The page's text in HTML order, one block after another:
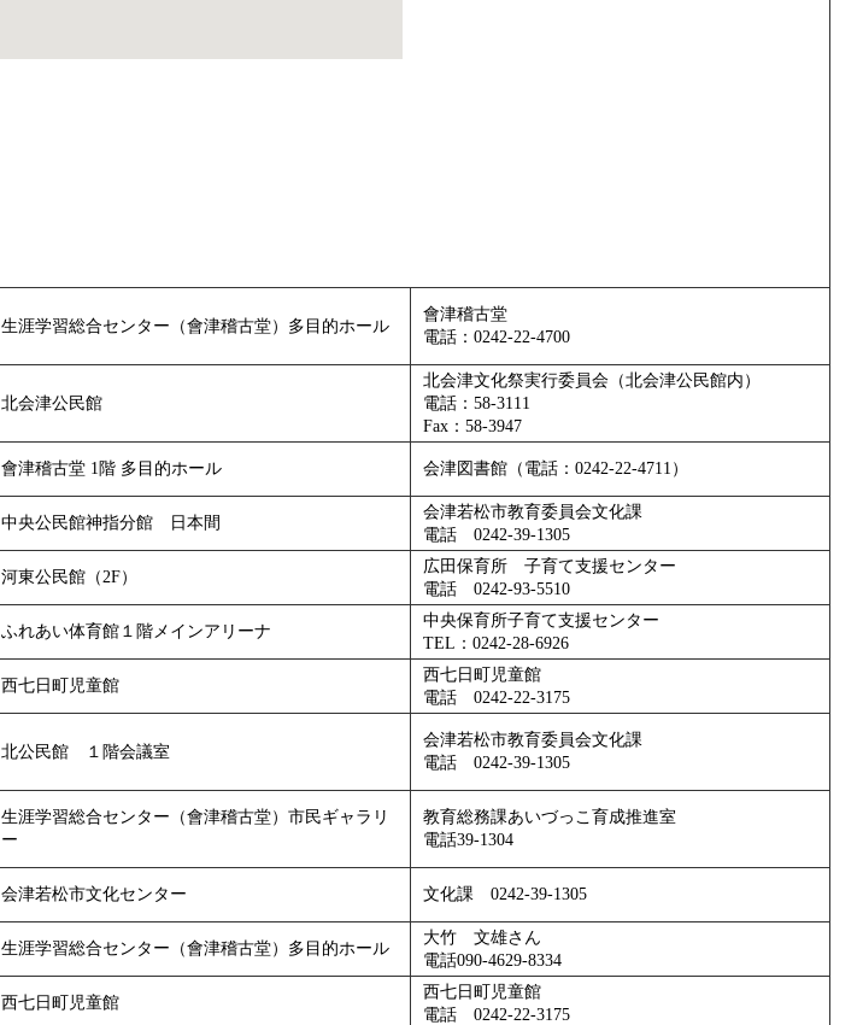
生涯学習総合センター（會津稽古堂）多目的ホール
會津稽古堂
電話：0242-22-4700
北会津公民館
北会津文化祭実行委員会（北会津公民館内）
電話：58-3111
Fax：58-3947
會津稽古堂 1階 多目的ホール 会津図書館（電話：0242-22-4711）
中央公民館神指分館 日本間
会津若松市教育委員会文化課
電話 0242-39-1305
河東公民館（2F）
広田保育所 子育て支援センター
電話 0242-93-5510
ふれあい体育館１階メインアリーナ
中央保育所子育て支援センター
TEL：0242-28-6926
西七日町児童館
西七日町児童館
電話 0242-22-3175
北公民館 １階会議室
会津若松市教育委員会文化課
電話 0242-39-1305
生涯学習総合センター（會津稽古堂）市民ギャラリ
ー
教育総務課あいづっこ育成推進室
電話39-1304
会津若松市文化センター 文化課 0242-39-1305
生涯学習総合センター（會津稽古堂）多目的ホール
大竹 文雄さん
電話090-4629-8334
西七日町児童館
西七日町児童館
電話 0242-22-3175